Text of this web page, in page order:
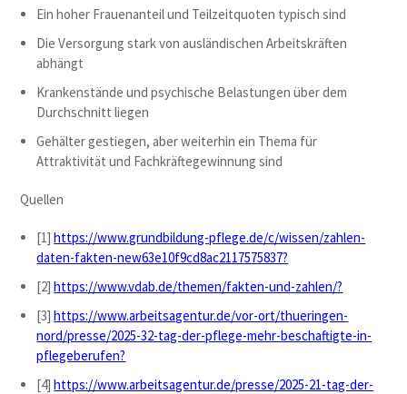
Ein hoher Frauenanteil und Teilzeitquoten typisch sind
Die Versorgung stark von ausländischen Arbeitskräften
abhängt
Krankenstände und psychische Belastungen über dem
Durchschnitt liegen
Gehälter gestiegen, aber weiterhin ein Thema für
Attraktivität und Fachkräftegewinnung sind
Quellen
[1]https://www.grundbildung-pflege.de/c/wissen/zahlen-
daten-fakten-new63e10f9cd8ac2117575837?
[2]https://www.vdab.de/themen/fakten-und-zahlen/?
[3]https://www.arbeitsagentur.de/vor-ort/thueringen-
nord/presse/2025-32-tag-der-pflege-mehr-beschaftigte-in-
pflegeberufen?
[4]https://www.arbeitsagentur.de/presse/2025-21-tag-der-